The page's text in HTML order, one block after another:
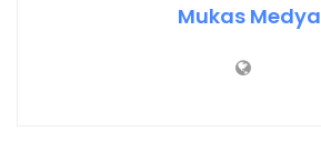
Mukas Medya